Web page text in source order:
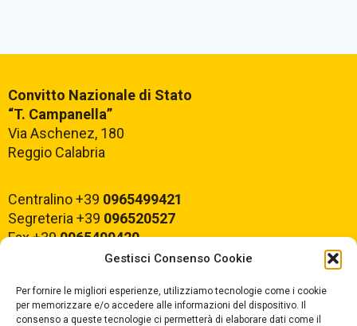
Gestisci Consenso Cookie
Per fornire le migliori esperienze, utilizziamo tecnologie come i cookie
per memorizzare e/o accedere alle informazioni del dispositivo. Il
consenso a queste tecnologie ci permetterà di elaborare dati come il
Convitto Nazionale di Stato
“T. Campanella”
Via Aschenez, 180
Reggio Calabria
Centralino +39 0965499421
Segreteria +39 096520527
Fax +390965499420
E-mail: rcvc010005@istruzione.it
PEC:rcvc010005@pec.istruzione.it